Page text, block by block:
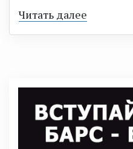
Читать далее